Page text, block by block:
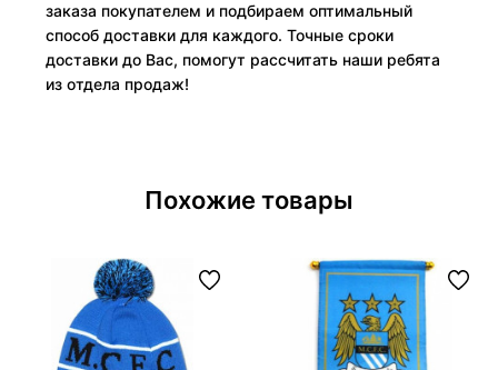
заказа покупателем и подбираем оптимальный
способ доставки для каждого. Точные сроки
доставки до Вас, помогут рассчитать наши ребята
из отдела продаж!
Похожие товары